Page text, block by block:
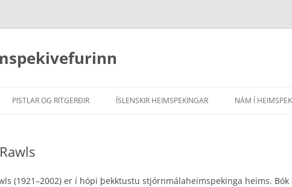
PISTLAR OG RITGERÐIR
RITDÓMAR
ÍSLENSKIR HEIMSPEKINGAR NÁM Í
GRUNNSKÓLAR
(1921–2002) er í hópi þekktustu stjórnmálaheimspekinga heims. Bók